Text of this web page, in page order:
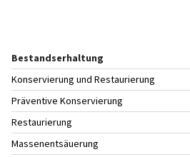
Bestandserhaltung
Konservierung und Restaurierung
Präventive Konservierung
Restaurierung
Massenentsäuerung